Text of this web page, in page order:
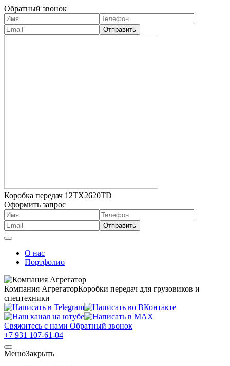
Обратный звонок
Коробка передач 12TX2620TD
Оформить запрос
О нас
Портфолио
Компания АгрегаторКоробки передач для грузовиков и
спецтехники
Свяжитесь с нами Обратный звонок
+7 931 107-61-04
МенюЗакрыть